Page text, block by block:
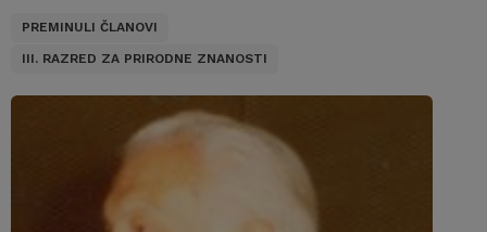
PREMINULI ČLANOVI
III. RAZRED ZA PRIRODNE ZNANOSTI